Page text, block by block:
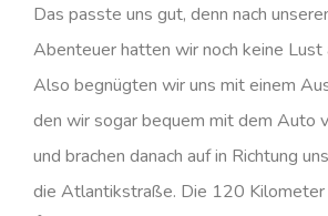
Das passte uns gut, denn nach
Abenteuer hatten wir noch keine
Also begnügten wir uns mit einem
den wir sogar bequem mit dem Auto
und brachen danach auf in Richtung
die Atlantikstraße. Die 120 Kilometer